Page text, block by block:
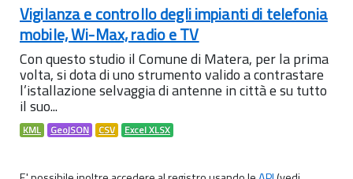
Vigilanza e controllo degli impianti di telefonia
mobile, Wi-Max, radio e TV
Con questo studio il Comune di Matera, per la prima
volta, si dota di uno strumento valido a contrastare
l’istallazione selvaggia di antenne in città e su tutto
il suo...
KML GeoJSON CSV Excel XLSX